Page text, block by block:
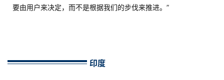
运
要由用户来决定，而不是根据我们的步伐来推进。”
印度